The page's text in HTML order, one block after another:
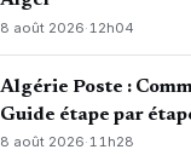
8 août 2026·12h04
Algérie Poste :
Guide étape par
8 août 2026·11h28